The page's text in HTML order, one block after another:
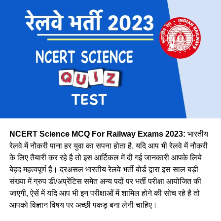
वे कहती है कि उनके इस काम को लेकर कई लोग ताने सुनाते है लेकिन वे
लोगों की बातों पर ध्यान नहीं देती है और अपना काम पूरे मन से करती है।
नीलम मानती है कि महिलाओ को हर क्षेत्र में आना चाहिए। क्योंकि महिला
पुरुष से बेहतर काम कर सकती है।
28606
पूर्व तट
8278
30327
1069
18383
उत्तर
38967
उत्तर पश्चिमी
15207
दक्षिण मध्य
16947
दक्षिण पूर्व मध्य
8025
दक्षिण पूर्व
17661
NCERT Science MCQ For Railway Exams 2023: भारतीय
रेलवे में नौकरी पाना हर युवा का सपना होता है, यदि आप भी रेलवे में नौकरी
के लिए तैयारी कर रहे है तो इस आर्टिकल में दी गई जानकारी आपके लिये
बेहद महत्वपूर्ण है। दरअसल भारतीय रेलवे भर्ती बोर्ड द्वारा इस साल बड़ी
संख्या में ग्रुप डी/अप्रेंटिस समेत अन्य पदों पर भर्ती परीक्षा आयोजित की
जाएगी, ऐसें में यदि आप भी इन परीक्षाओं में शामिल होने की सोच रहे है तो
आपको विज्ञान विषय पर अच्छी पकड़ बना लेनी चाहिए।